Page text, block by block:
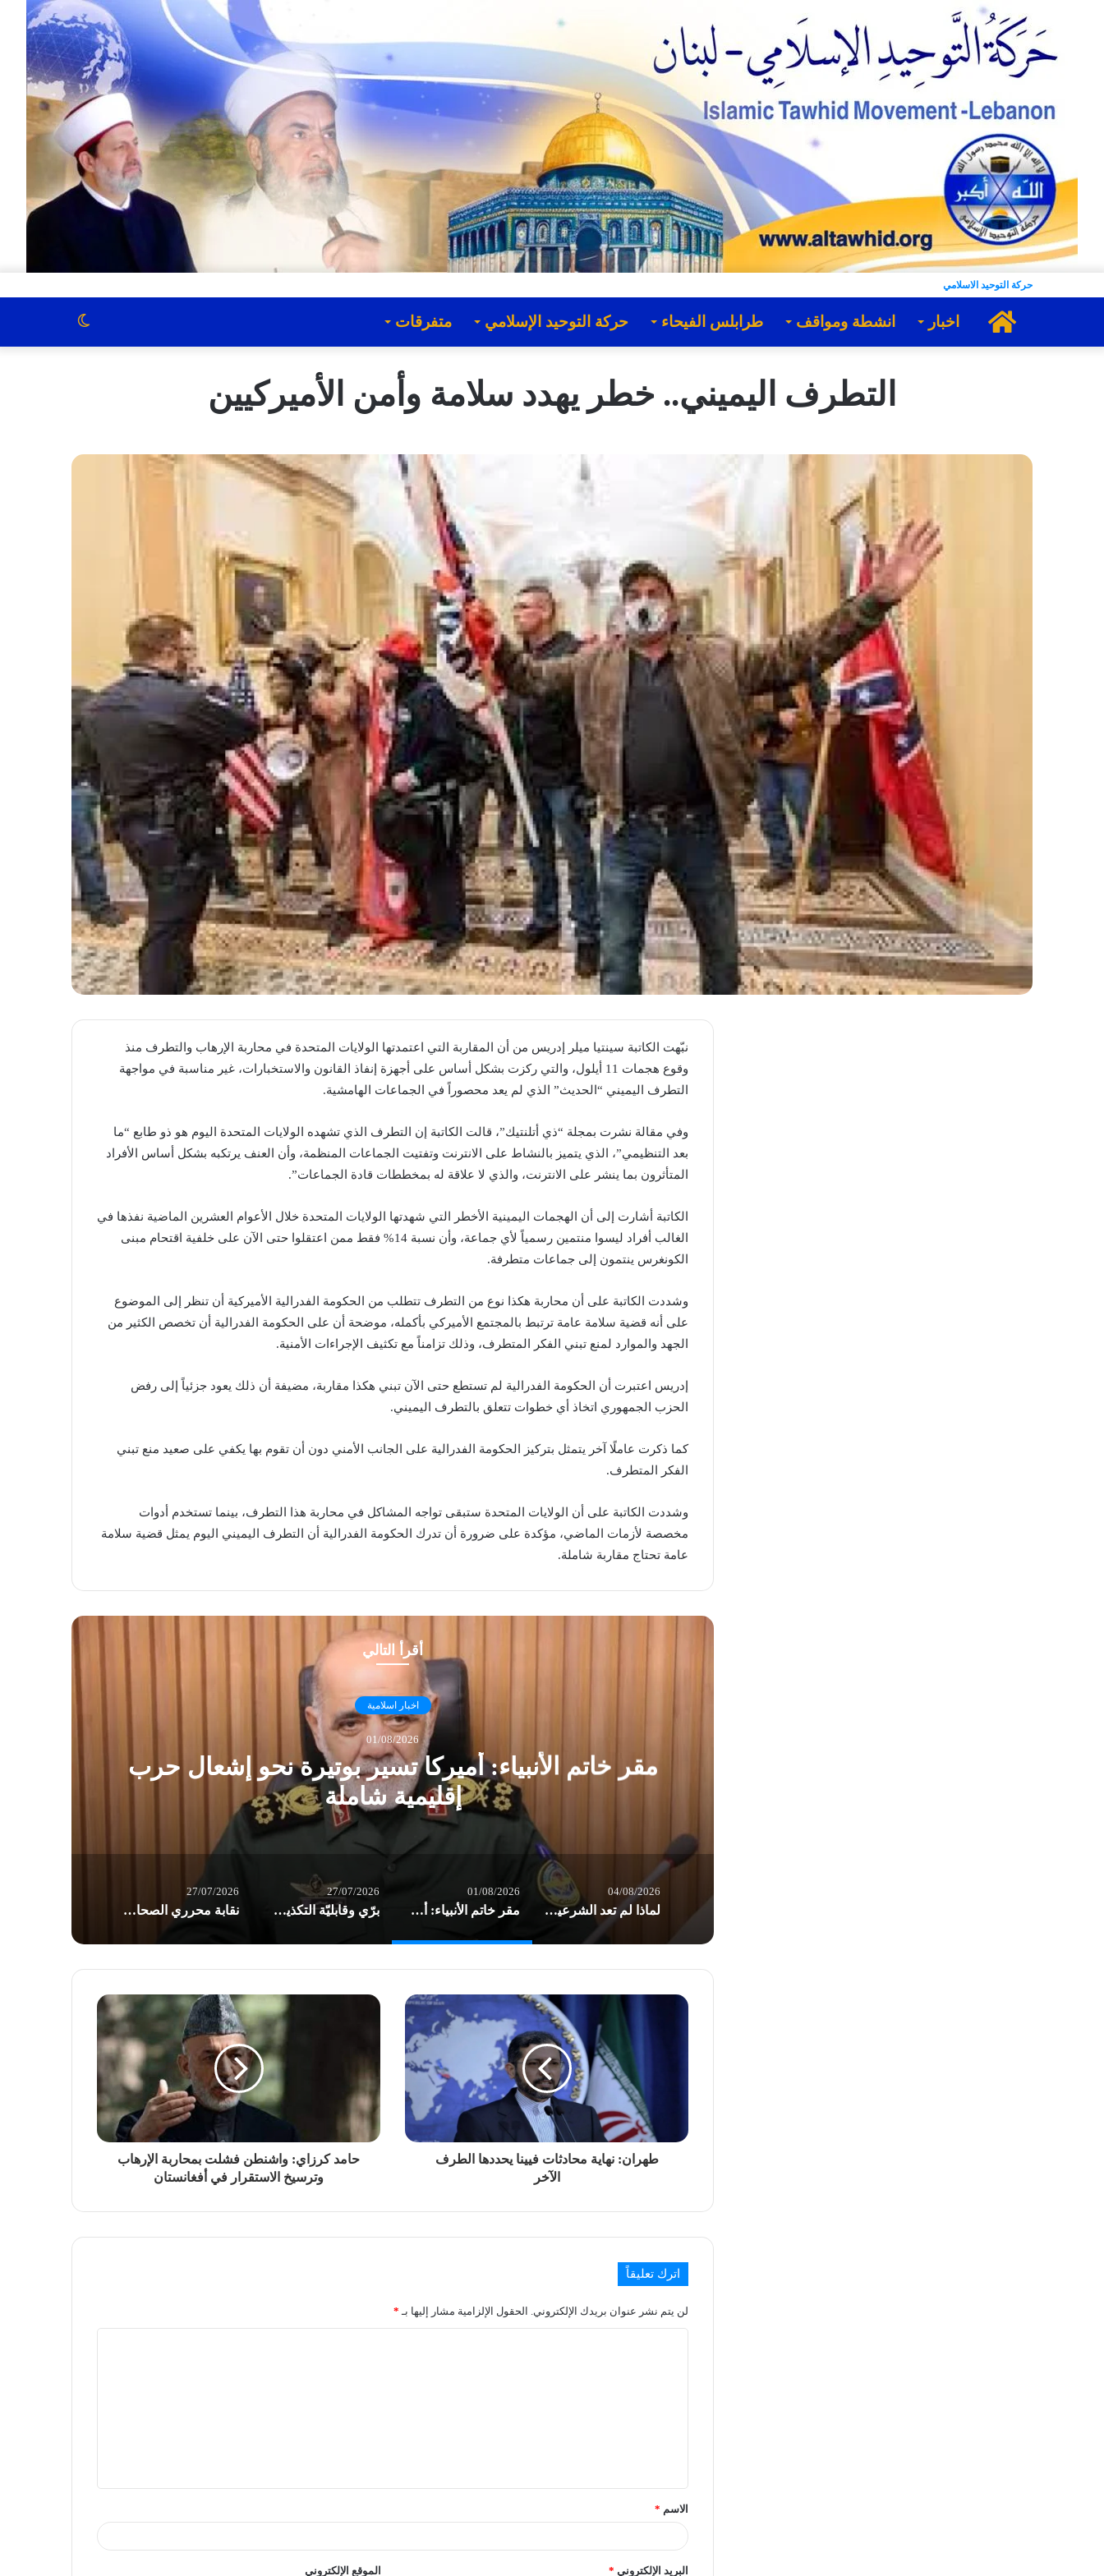
حركة التوحيد الاسلامي
الرئيسية
اخبار انشطة ومواقف طرابلس الفيحاء حركة التوحيد الإسلامي متفرقات الوضع
التطرف اليميني.. خطر يهدد سلامة وأمن الأميركيين
نبّهت الكاتبة سينتيا ميلر إدريس من أن المقاربة التي اعتمدتها الولايات المتحدة في محاربة الإرهاب والتطرف منذ
وقوع هجمات 11 أيلول، والتي ركزت بشكل أساس على أجهزة إنفاذ القانون والاستخبارات، غير مناسبة في مواجهة
التطرف اليميني “الحديث” الذي لم يعد محصوراً في الجماعات الهامشية.
وفي مقالة نشرت بمجلة “ذي أتلنتيك”، قالت الكاتبة إن التطرف الذي تشهده الولايات المتحدة اليوم هو ذو طابع “ما
بعد التنظيمي”، الذي يتميز بالنشاط على الانترنت وتفتيت الجماعات المنظمة، وأن العنف يرتكبه بشكل أساس الأفراد
المتأثرون بما ينشر على الانترنت، والذي لا علاقة له بمخططات قادة الجماعات”.
الكاتبة أشارت إلى أن الهجمات اليمينية الأخطر التي شهدتها الولايات المتحدة خلال الأعوام العشرين الماضية نفذها في
الغالب أفراد ليسوا منتمين رسمياً لأي جماعة، وأن نسبة 14% فقط ممن اعتقلوا حتى الآن على خلفية اقتحام مبنى
الكونغرس ينتمون إلى جماعات متطرفة.
وشددت الكاتبة على أن محاربة هكذا نوع من التطرف تتطلب من الحكومة الفدرالية الأميركية أن تنظر إلى الموضوع
على أنه قضية سلامة عامة ترتبط بالمجتمع الأميركي بأكمله، موضحة أن على الحكومة الفدرالية أن تخصص الكثير من
الجهد والموارد لمنع تبني الفكر المتطرف، وذلك تزامناً مع تكثيف الإجراءات الأمنية.
إدريس اعتبرت أن الحكومة الفدرالية لم تستطع حتى الآن تبني هكذا مقاربة، مضيفة أن ذلك يعود جزئياً إلى رفض
الحزب الجمهوري اتخاذ أي خطوات تتعلق بالتطرف اليميني.
كما ذكرت عاملًا آخر يتمثل بتركيز الحكومة الفدرالية على الجانب الأمني دون أن تقوم بها يكفي على صعيد منع تبني
الفكر المتطرف.
وشددت الكاتبة على أن الولايات المتحدة ستبقى تواجه المشاكل في محاربة هذا التطرف، بينما تستخدم أدوات
مخصصة لأزمات الماضي، مؤكدة على ضرورة أن تدرك الحكومة الفدرالية أن التطرف اليميني اليوم يمثل قضية سلامة
عامة تحتاج مقاربة شاملة.
أقرأ التالي
اخبار اسلامية
01/08/2026
مقر خاتم الأنبياء: أميركا تسير بوتيرة نحو إشعال حرب
إقليمية شاملة
04/08/2026
لماذا لم تعد الشرعية وحدها تكفي؟ هندسة السيادة… وإعادة تعريف قواعد الصراع/ بقلم د. عاطف الموسوي
01/08/2026
مقر خاتم الأنبياء: أميركا تسير بوتيرة نحو إشعال حرب إقليمية شاملة
27/07/2026
برّي وقابليّة التكذيب: اختبار “ابن اللبون” في امتحان 26 تموز / بقلم د. عاطف الموسوي
27/07/2026
نقابة محرري الصحافة اللبنانية ترفض اقتراح قانون الإعلام: يفتقد إلى رؤية إعلامية وطنية
طهران: نهاية محادثات فيينا يحددها الطرف
الآخر
حامد كرزاي: واشنطن فشلت بمحاربة الإرهاب
وترسيخ الاستقرار في أفغانستان
اترك تعليقاً
لن يتم نشر عنوان بريدك الإلكتروني. الحقول الإلزامية مشار إليها بـ *
الاسم *
البريد الإلكتروني * الموقع الإلكتروني